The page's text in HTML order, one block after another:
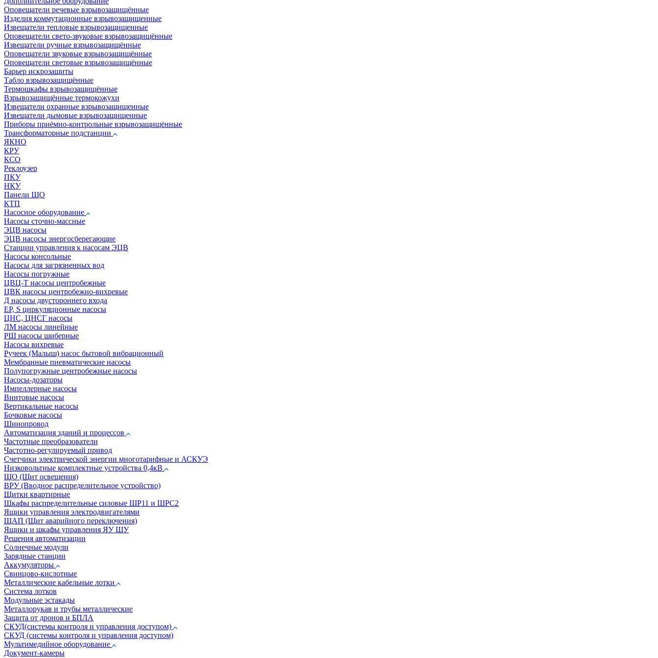
Оповещатели речевые взрывозащищённые
Изделия коммутационные взрывозащищенные
Извещатели тепловые взрывозащищенные
Оповещатели свето-звуковые взрывозащищённые
Извещатели ручные взрывозащищённые
Оповещатели звуковые взрывозащищённые
Оповещатели световые взрывозащищённые
Барьер искрозащиты
Табло взрывозащищённые
Термошкафы взрывозащищённые
Взрывозащищённые термокожухи
Извещатели охранные взрывозащищенные
Извещатели дымовые взрывозащищенные
Приборы приёмно-контрольные взрывозащищённые
Трансформаторные подстанции
ЯКНО
КРУ
КСО
Реклоузер
ПКУ
НКУ
Панели ЩО
КТП
Насосное оборудование
Насосы сточно-массные
ЭЦВ насосы
ЭЦВ насосы энергосберегающие
Станции управления к насосам ЭЦВ
Насосы консольные
Насосы для загрязненных вод
Насосы погружные
ЦВЦ-Т насосы центробежные
ЦВК насосы центробежно-вихревые
Д насосы двустороннего входа
EP, S циркуляционные насосы
ЦНС, ЦНСГ насосы
ЛМ насосы линейные
РШ насосы шиберные
Насосы вихревые
Ручеек (Малыш) насос бытовой вибрационный
Мембранные пневматические насосы
Полупогружные центробежные насосы
Насосы-дозаторы
Импеллерные насосы
Винтовые насосы
Вертикальные насосы
Бочковые насосы
Шинопровод
Автоматизация зданий и процессов
Частотные преобразователи
Частотно-регулируемый привод
Счетчики электрической энергии многотарифные и АСКУЭ
Низковольтные комплектные устройства 0,4кВ
ЩО (Щит освещения)
ВРУ (Вводное распределительное устройство)
Щитки квартирные
Шкафы распределительные силовые ШР11 и ШРС2
Ящики управления электродвигателями
ЩАП (Щит аварийного переключения)
Ящики и шкафы управления ЯУ ШУ
Решения автоматизации
Солнечные модули
Зарядные станции
Аккумуляторы
Свинцово-кислотные
Металлические кабельные лотки
Система лотков
Модульные эстакады
Металлорукав и трубы металлические
Защита от дронов и БПЛА
СКУД(системы контроля и управления доступом)
СКУД (системы контроля и управления доступом)
Мультимедийное оборудование
Документ-камеры